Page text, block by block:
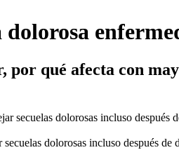
dolorosa
por qué afecta con
dolorosas incluso después de